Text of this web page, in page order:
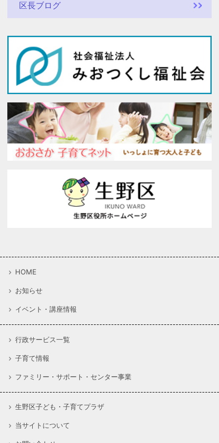
区長ブログ
HOME
お知らせ
イベント・講座情報
行政サービス一覧
子育て情報
ファミリー・サポート・センター事業
生野区子ども・子育てプラザ
当サイトについて